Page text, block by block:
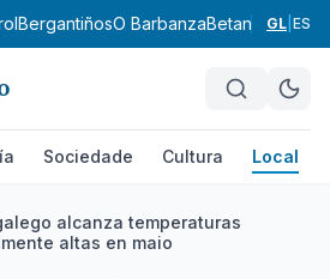
BergantiñosO BarbanzaBetanzosOrdes
GL ES
Sociedade Cultura Local
alcanza temperaturas
altas en maio